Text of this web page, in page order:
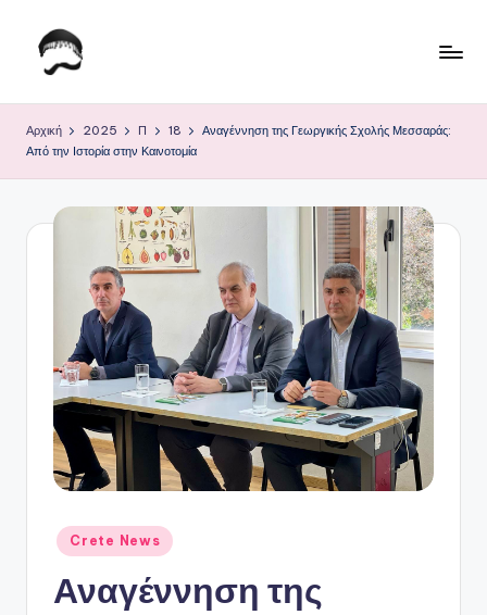
Μετάβαση
ο
Κ
Αρχική 2025 Π 18
Αναγέννηση της Γεωργικής Σχολής Μεσσαράς:
Από την Ιστορία στην Καινοτομία
Αναρτήθηκε
σε
Crete News
Αναγέννηση της